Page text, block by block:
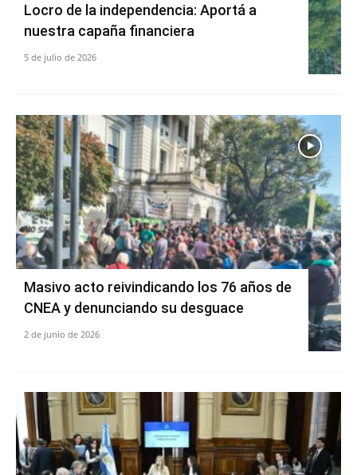
Locro de la independencia: Aportá a
nuestra capaña financiera
5 de julio de 2026
Masivo acto reivindicando los 76 años de
CNEA y denunciando su desguace
2 de junio de 2026